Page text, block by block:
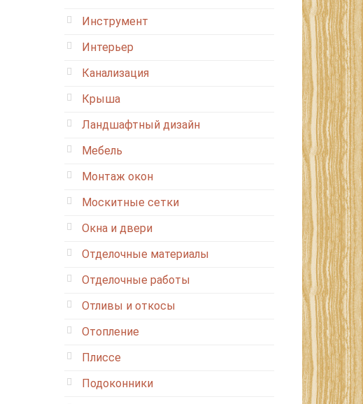
Инструмент
Интерьер
Канализация
Крыша
Ландшафтный дизайн
Мебель
Монтаж окон
Москитные сетки
Окна и двери
Отделочные материалы
Отделочные работы
Отливы и откосы
Отопление
Плиссе
Подоконники